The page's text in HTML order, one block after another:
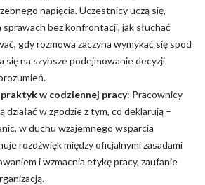
napięcia. Uczestnicy uczą się,
bez konfrontacji, jak słuchać
gdy rozmowa zaczyna wymykać się spod
się na szybsze podejmowanie decyzji
w codziennej pracy: Pracownicy
działać w zgodzie z tym, co deklarują –
w duchu wzajemnego wsparcia
rozdźwięk między oficjalnymi zasadami
i wzmacnia etykę pracy, zaufanie